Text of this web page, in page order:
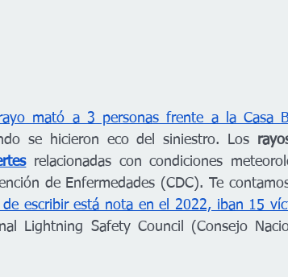
mató a 3 personas frente a la Casa
se hicieron eco del siniestro. Los
relacionadas con condiciones
de Enfermedades (CDC). Te
escribir está nota en el 2022, iban 15
Lightning Safety Council (Consejo